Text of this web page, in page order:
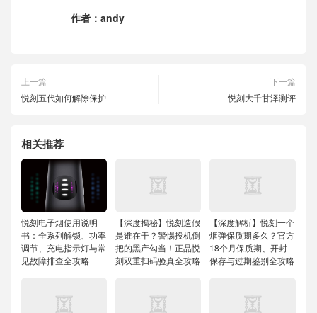
作者： andy
上一篇
悦刻五代如何解除保护
下一篇
悦刻大千甘泽测评
相关推荐
悦刻电子烟使用说明
书：全系列解锁、功率
调节、充电指示灯与常
见故障排查全攻略
【深度揭秘】悦刻造假
是谁在干？警惕投机倒
把的黑产勾当！正品悦
刻双重扫码验真全攻略
【深度解析】悦刻一个
烟弹保质期多久？官方
18个月保质期、开封
保存与过期鉴别全攻略